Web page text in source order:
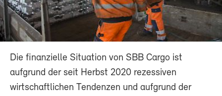
Die finanzielle Situation von SBB Cargo ist
aufgrund der seit Herbst 2020 rezessiven
wirtschaftlichen Tendenzen und aufgrund der